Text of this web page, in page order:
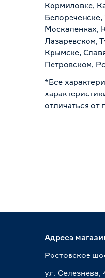
Кормиловке,
Москаленках,
Лазаревском,
Крымске,
Петровском,
*Все
отличаться от
Адреса
Ростовское
ул. Селезнева,